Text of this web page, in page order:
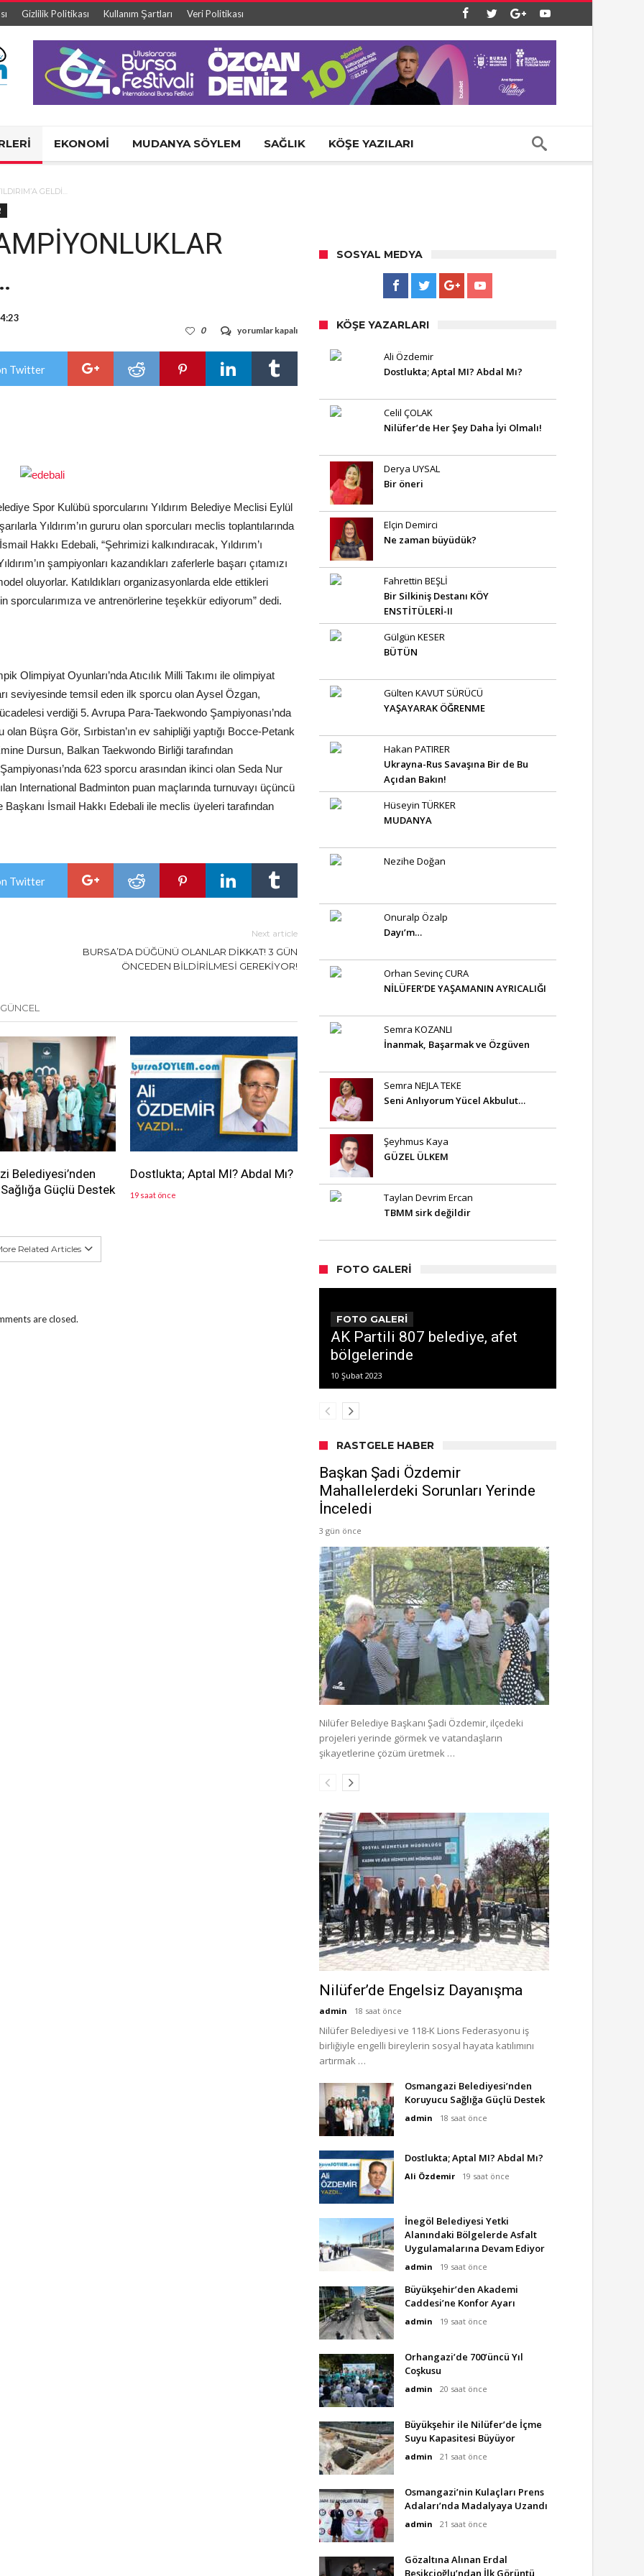
Gizlilik Politikası Kullanım Şartları Veri Politikası
EKONOMİ MUDANYA SÖYLEM SAĞLIK KÖŞE YAZILARI
GELDİ…
ULUSLARARASI
YILDIRIM’A
için
yorumlar kapalı
0
Twitter
Spor Kulübü sporcularını Yıldırım Belediye Meclisi Eylül
Yıldırım’ın gururu olan sporcuları meclis toplantılarında
Hakkı Edebali, “Şehrimizi kalkındıracak, Yıldırım’ı
şampiyonları kazandıkları zaferlerle başarı çıtamızı
oluyorlar. Katıldıkları organizasyonlarda elde ettikleri
sporcularımıza ve antrenörlerine teşekkür ediyorum” dedi.
Olimpiyat Oyunları’nda Atıcılık Milli Takımı ile olimpiyat
seviyesinde temsil eden ilk sporcu olan Aysel Özgan,
verdiği 5. Avrupa Para-Taekwondo Şampiyonası’nda
Büşra Gör, Sırbistan’ın ev sahipliği yaptığı Bocce-Petank
Dursun, Balkan Taekwondo Birliği tarafından
623 sporcu arasından ikinci olan Seda Nur
International Badminton puan maçlarında turnuvayı üçüncü
İsmail Hakkı Edebali ile meclis üyeleri tarafından
Twitter
Next article
BURSA’DA DÜĞÜNÜ OLANLAR DİKKAT! 3 GÜN
ÖNCEDEN BİLDİRİLMESİ GEREKİYOR!
Belediyesi’nden
Güçlü Destek
Dostlukta; Aptal MI? Abdal Mı?
19 saat önce
Related Articles
are closed.
SOSYAL MEDYA
KÖŞE YAZARLARI
Ali Özdemir
Dostlukta; Aptal MI? Abdal Mı?
Celil ÇOLAK
Nilüfer’de Her Şey Daha İyi Olmalı!
Derya UYSAL
Bir öneri
Elçin Demirci
Ne zaman büyüdük?
Fahrettin BEŞLİ
Bir Silkiniş Destanı KÖY
ENSTİTÜLERİ-II
Gülgün KESER
BÜTÜN
Gülten KAVUT SÜRÜCÜ
YAŞAYARAK ÖĞRENME
Hakan PATIRER
Ukrayna-Rus Savaşına Bir de Bu
Açıdan Bakın!
Hüseyin TÜRKER
MUDANYA
Nezihe Doğan
Onuralp Özalp
Dayı’m…
Orhan Sevinç CURA
NİLÜFER’DE YAŞAMANIN AYRICALIĞI
Semra KOZANLI
İnanmak, Başarmak ve Özgüven
Semra NEJLA TEKE
Seni Anlıyorum Yücel Akbulut…
Şeyhmus Kaya
GÜZEL ÜLKEM
Taylan Devrim Ercan
TBMM sirk değildir
FOTO GALERI
FOTO GALERİ
AK Partili 807 belediye, afet
bölgelerinde
10 Şubat 2023
RASTGELE HABER
Başkan Şadi Özdemir
Mahallelerdeki Sorunları Yerinde
İnceledi
3 gün önce
Nilüfer Belediye Başkanı Şadi Özdemir, ilçedeki
projeleri yerinde görmek ve vatandaşların
şikayetlerine çözüm üretmek …
Nilüfer’de Engelsiz Dayanışma
admin 18 saat önce
Nilüfer Belediyesi ve 118-K Lions Federasyonu iş
birliğiyle engelli bireylerin sosyal hayata katılımını
artırmak …
Osmangazi Belediyesi’nden
Koruyucu Sağlığa Güçlü Destek
admin 18 saat önce
Dostlukta; Aptal MI? Abdal Mı?
Ali Özdemir 19 saat önce
İnegöl Belediyesi Yetki
Alanındaki Bölgelerde Asfalt
Uygulamalarına Devam Ediyor
admin 19 saat önce
Büyükşehir’den Akademi
Caddesi’ne Konfor Ayarı
admin 19 saat önce
Orhangazi’de 700’üncü Yıl
Coşkusu
admin 20 saat önce
Büyükşehir ile Nilüfer’de İçme
Suyu Kapasitesi Büyüyor
admin 21 saat önce
Osmangazi’nin Kulaçları Prens
Adaları’nda Madalyaya Uzandı
admin 21 saat önce
Gözaltına Alınan Erdal
Beşikçioğlu’ndan İlk Görüntü